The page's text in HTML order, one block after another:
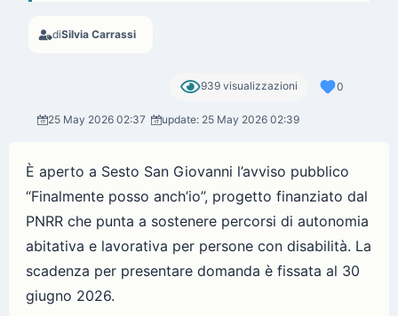
diSilvia Carrassi
939 visualizzazioni 0
25 May 2026 02:37 update: 25 May 2026 02:39
È aperto a Sesto San Giovanni l’avviso pubblico
“Finalmente posso anch’io”, progetto finanziato dal
PNRR che punta a sostenere percorsi di autonomia
abitativa e lavorativa per persone con disabilità. La
scadenza per presentare domanda è fissata al 30
giugno 2026.